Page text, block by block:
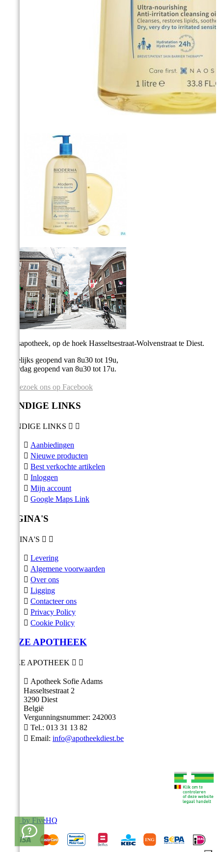
Stadsapotheek, op de hoek Hasseltsestraat-Wolvenstraat te Diest.
Dagelijks geopend van 8u30 tot 19u,
Zaterdag geopend van 8u30 tot 17u.
Bezoek ons op Facebook
HANDIGE LINKS
HANDIGE LINKS  
 Aanbiedingen
 Nieuwe producten
 Best verkochte artikelen
 Inloggen
 Mijn account
 Google Maps Link
PAGINA'S
PAGINA'S  
 Levering
 Algemene voorwaarden
 Over ons
 Ligging
 Contacteer ons
 Privacy Policy
 Cookie Policy
ONZE APOTHEEK
ONZE APOTHEEK  
 Apotheek Sofie Adams
Hasseltsestraat 2
3290 Diest
België
Vergunningsnummer: 242003
 Tel.: 013 31 13 82
 Email: info@apotheekdiest.be
Shop by FiveHQ